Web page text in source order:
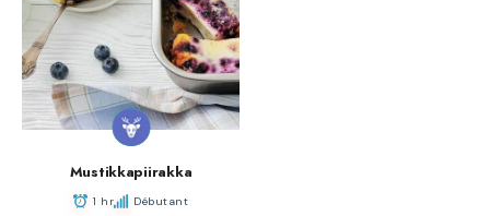
Mustikkapiirakka
1 hr Débutant